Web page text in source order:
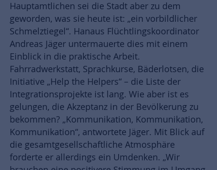
Hauptamtlichen sei die Stadt aber zu dem
geworden, was sie heute ist: „ein vorbildlicher
Schmelztiegel“. Hanaus Flüchtlingskoordinator
Andreas Jäger untermauerte dies mit einem
Einblick in die praktische Arbeit.
Fahrradwerkstatt, Sprachkurse, Bäderlotsen, die
Initiative „Help the Helpers“ – die Liste der
Integrationsprojekte ist lang. Wie aber ist es
gelungen, die Akzeptanz in der Bevölkerung zu
bekommen? „Kommunikation, Kommunikation,
Kommunikation“, antwortete Jäger. Mit Blick auf
die gesamtgesellschaftliche Atmosphäre
forderte er allerdings ein Umdenken. „Wir